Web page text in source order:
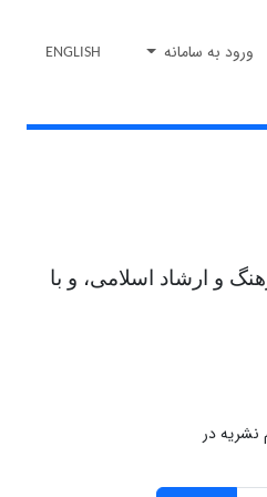
ورود به سامانه ENGLISH
با شماره شاپای 9169-2980 در سال 1401 به موجب مجوز شماره 42526 از وزارت فرهنگ و ارشاد اسلامی، و با
نشریه در